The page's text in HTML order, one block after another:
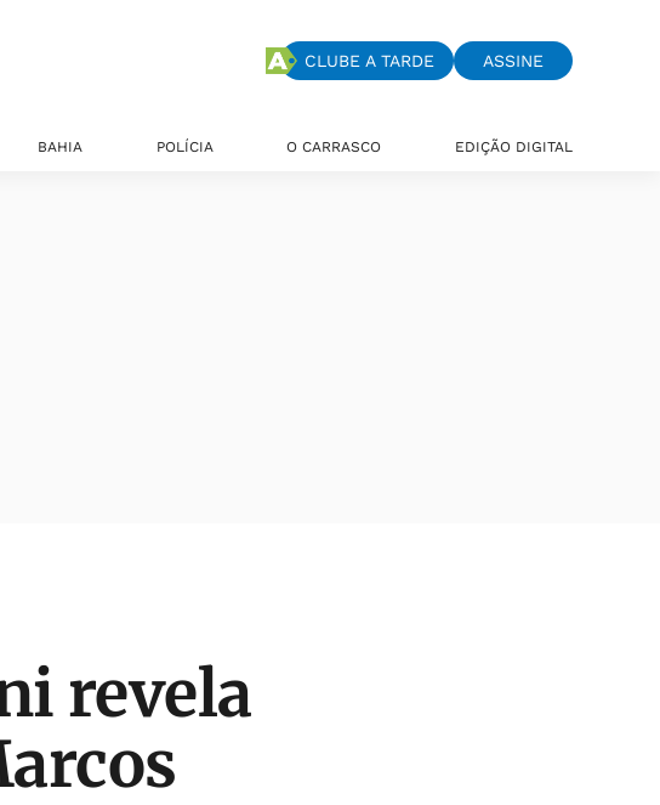
CLUBE A TARDE ASSINE
BAHIA POLÍCIA O CARRASCO EDIÇÃO DIGITAL
revela